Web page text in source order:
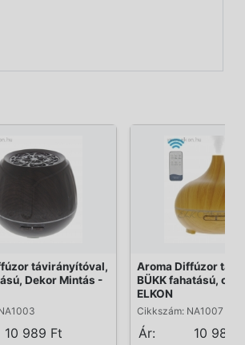
távirányítóval,
Dekor Mintás -
10 989 Ft
Aroma Diffúzor
BÜKK fahatású,
ELKON
Cikkszám: NA1007
Ár: 10 989